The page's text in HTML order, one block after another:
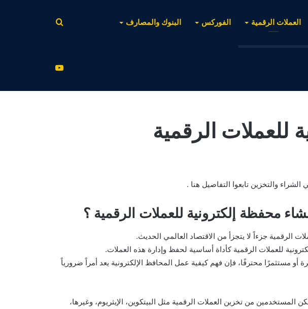
العملات الرقمية الفوركس البنوك والمصارف
عن
للعملات الرقمية
والتخزين تابعوا التفاصيل هنا .
محفظة إلكترونية للعملات الرقمية ؟
الرقمية جزءاً لا يتجزأ من الاقتصاد العالمي الحديث.
للعملات الرقمية كأداة أساسية لحفظ وإدارة هذه العملات.
مستثمرًا محترفًا، فإن فهم كيفية عمل المحافظ الإلكترونية يعد أمراً ضرورياً
المستخدمين من تخزين العملات الرقمية مثل البيتكوين، الإيثريوم، وغيرها،